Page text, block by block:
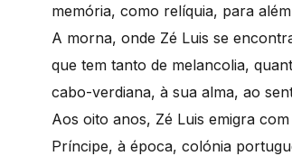
memória, como relíquia, para
A morna, onde Zé Luis se
que tem tanto de melancolia,
cabo-verdiana, à sua alma, ao
Aos oito anos, Zé Luis emigra
Príncipe, à época, colónia